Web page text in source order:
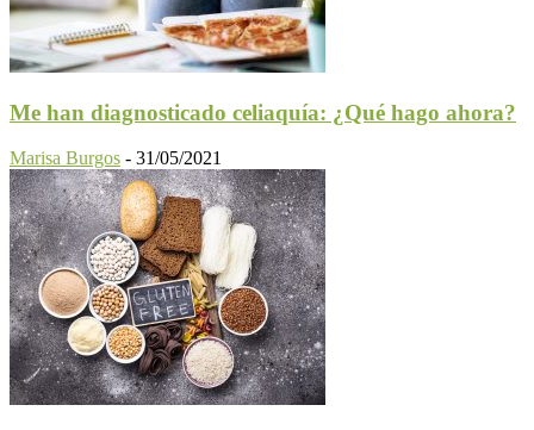
Me han diagnosticado celiaquía: ¿Qué hago ahora?
Marisa Burgos - 31/05/2021